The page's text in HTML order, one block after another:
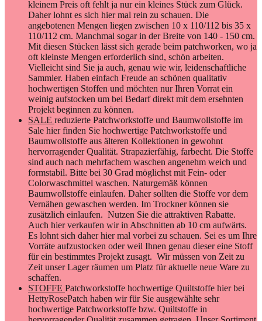
kleinem Preis oft fehlt ja nur ein kleines Stück zum Glück.
Daher lohnt es sich hier mal rein zu schauen. Die
angebotenen Mengen liegen zwischen 10 x 110/112 bis 35 x
110/112 cm. Manchmal sogar in der Breite von 140 - 150 cm.
Mit diesen Stücken lässt sich gerade beim patchworken, wo ja
oft kleinste Mengen erforderlich sind, schön arbeiten.
Vielleicht sind Sie ja auch, genau wie wir, leidenschaftliche
Sammler. Haben einfach Freude an schönen qualitativ
hochwertigen Stoffen und möchten nur Ihren Vorrat ein
weinig aufstocken um bei Bedarf direkt mit dem ersehnten
Projekt beginnen zu können.
SALE reduzierte Patchworkstoffe und Baumwollstoffe im
Sale hier finden Sie hochwertige Patchworkstoffe und
Baumwollstoffe aus älteren Kollektionen in gewohnt
hervorragender Qualität. Strapazierfähig, farbecht. Die Stoffe
sind auch nach mehrfachem waschen angenehm weich und
formstabil. Bitte bei 30 Grad möglichst mit Fein- oder
Colorwaschmittel waschen. Naturgemäß können
Baumwollstoffe einlaufen. Daher sollten die Stoffe vor dem
Vernähen gewaschen werden. Im Trockner können sie
zusätzlich einlaufen. Nutzen Sie die attraktiven Rabatte.
Auch hier verkaufen wir in Abschnitten ab 10 cm aufwärts.
Es lohnt sich daher hier mal vorbei zu schauen. Sei es um Ihre
Vorräte aufzustocken oder weil Ihnen genau dieser eine Stoff
für ein bestimmtes Projekt zusagt. Wir müssen von Zeit zu
Zeit unser Lager räumen um Platz für aktuelle neue Ware zu
schaffen.
STOFFE Patchworkstoffe hochwertige Quiltstoffe hier bei
HettyRosePatch haben wir für Sie ausgewählte sehr
hochwertige Patchworkstoffe bzw. Quiltstoffe in